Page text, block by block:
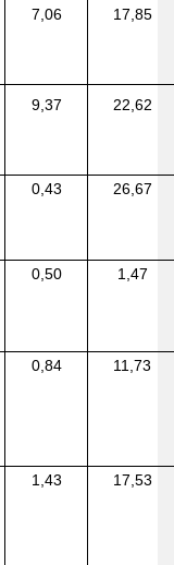
7,06 17,85
9,37 22,62
0,43 26,67
0,50 1,47
0,84 11,73
1,43 17,53